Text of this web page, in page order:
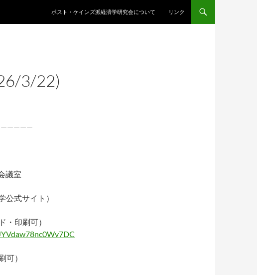
ポスト・ケインズ派経済学研究会について リンク
3/22)
議室
式サイト）
・印刷可）
可）